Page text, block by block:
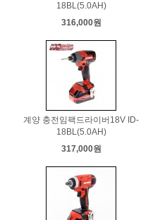
18BL(5.0AH)
316,000원
계양 충전임팩드라이버18V ID-
18BL(5.0AH)
317,000원